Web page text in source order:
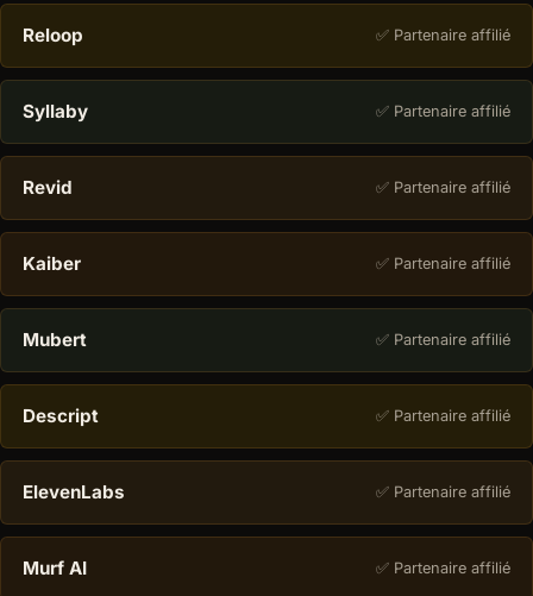
Reloop ✅ Partenaire affilié
Syllaby ✅ Partenaire affilié
Revid ✅ Partenaire affilié
Kaiber ✅ Partenaire affilié
Mubert ✅ Partenaire affilié
Descript ✅ Partenaire affilié
ElevenLabs ✅ Partenaire affilié
Murf AI ✅ Partenaire affilié